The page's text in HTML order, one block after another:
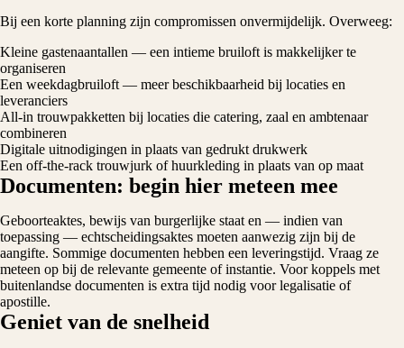
Bij een korte planning zijn compromissen onvermijdelijk. Overweeg:
Kleine gastenaantallen — een intieme bruiloft is makkelijker te
organiseren
Een weekdagbruiloft — meer beschikbaarheid bij locaties en
leveranciers
All-in trouwpakketten bij locaties die catering, zaal en ambtenaar
combineren
Digitale uitnodigingen in plaats van gedrukt drukwerk
Een off-the-rack trouwjurk of huurkleding in plaats van op maat
Documenten: begin hier meteen mee
Geboorteaktes, bewijs van burgerlijke staat en — indien van
toepassing — echtscheidingsaktes moeten aanwezig zijn bij de
aangifte. Sommige documenten hebben een leveringstijd. Vraag ze
meteen op bij de relevante gemeente of instantie. Voor koppels met
buitenlandse documenten is extra tijd nodig voor legalisatie of
apostille.
Geniet van de snelheid